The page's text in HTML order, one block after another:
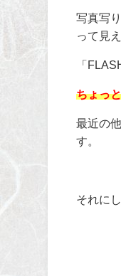
写真写
って見
「
ちょっ
最近の
す。
それに